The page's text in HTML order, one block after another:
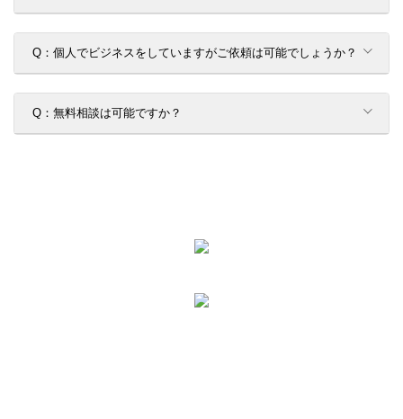
Q：個人でビジネスをしていますがご依頼は可能でしょうか？
Q：無料相談は可能ですか？